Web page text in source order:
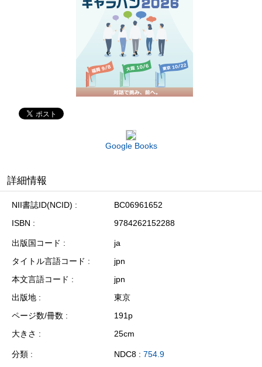
Google Books
詳細情報
NII書誌ID(NCID)
BC06961652
ISBN
9784262152288
出版国コード
ja
タイトル言語コード
jpn
本文言語コード
jpn
出版地
東京
ページ数/冊数
191p
大きさ
25cm
分類 NDC8 : 754.9